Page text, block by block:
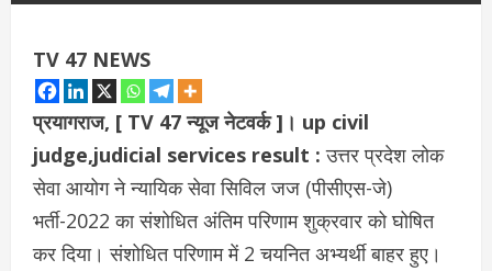
TV 47 NEWS
प्रयागराज, [ TV 47 न्यूज नेटवर्क ]। up civil
judge,judicial services result : उत्तर प्रदेश लोक
सेवा आयोग ने न्यायिक सेवा सिविल जज (पीसीएस-जे)
भर्ती-2022 का संशोधित अंतिम परिणाम शुक्रवार को घोषित
कर दिया। संशोधित परिणाम में 2 चयनित अभ्यर्थी बाहर हुए।